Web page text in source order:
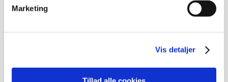
Marketing
Vis detaljer
Bispebjerg Torv 16 St. TV